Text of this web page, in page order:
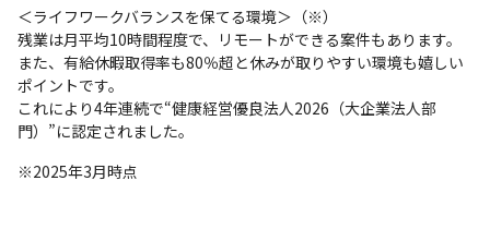
＜ライフワークバランスを保てる環境＞（※）
残業は月平均10時間程度で、リモートができる案件もあります。
また、有給休暇取得率も80％超と休みが取りやすい環境も嬉しい
ポイントです。
これにより4年連続で“健康経営優良法人2026（大企業法人部
門）”に認定されました。
※2025年3月時点